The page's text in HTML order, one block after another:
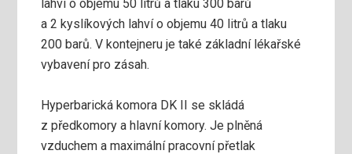
lahví o objemu 50 litrů a tlaku 300 barů
a 2 kyslíkových lahví o objemu 40 litrů a tlaku
200 barů. V kontejneru je také základní lékařské
vybavení pro zásah.
Hyperbarická komora DK II se skládá
z předkomory a hlavní komory. Je plněná
vzduchem a maximální pracovní přetlak